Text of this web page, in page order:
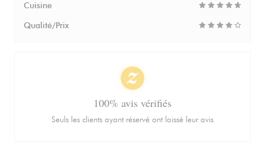
Cuisine
Qualité/Prix
100% avis vérifiés
Seuls les clients ayant réservé ont laissé leur avis